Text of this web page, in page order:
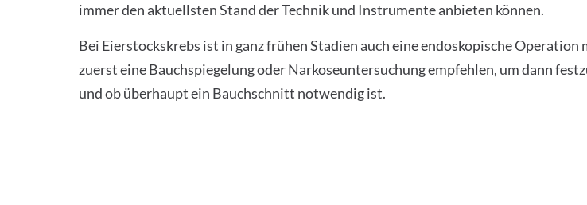
immer den aktuellsten Stand der Technik und Instrumente anbieten können.
Bei Eierstockskrebs ist in ganz frühen Stadien auch eine endoskopische
zuerst eine Bauchspiegelung oder Narkoseuntersuchung empfehlen, um dann
und ob überhaupt ein Bauchschnitt notwendig ist.